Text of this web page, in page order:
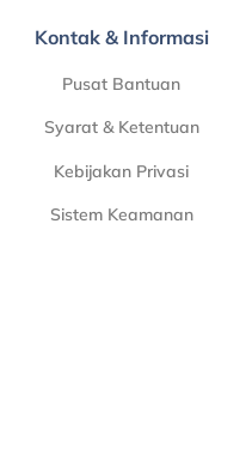
Kontak & Informasi
Pusat Bantuan
Syarat & Ketentuan
Kebijakan Privasi
Sistem Keamanan